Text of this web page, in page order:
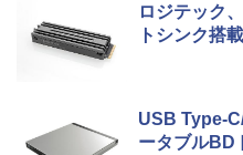
ロジテック
トシンク搭
USB Type-
ータブルBD